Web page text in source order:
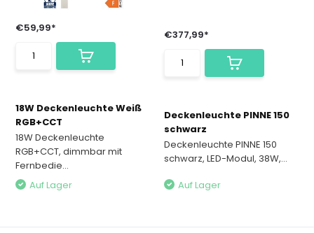
€59,99*
18W Deckenleuchte Weiß
RGB+CCT
18W Deckenleuchte
RGB+CCT, dimmbar mit
Fernbedie...
Auf Lager
€377,99*
Deckenleuchte PINNE 150
schwarz
Deckenleuchte PINNE 150
schwarz, LED-Modul, 38W,...
Auf Lager